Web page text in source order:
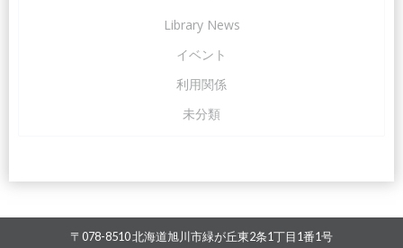
Library News
イベント
利用関係
未分類
〒078-8510 北海道旭川市緑が丘東2条1丁目1番1号